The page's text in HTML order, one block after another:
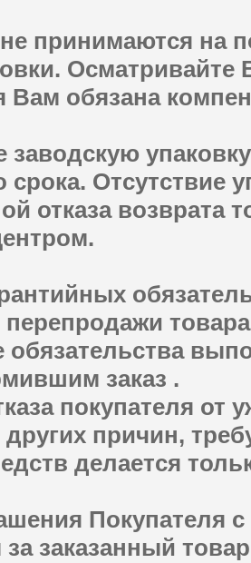
принимаются на
Осматривайте
Вам обязана
заводскую
срока. Отсутствие
отказа возврата
заказ .
покупателя от
других причин,
делается
Покупателя
заказанный